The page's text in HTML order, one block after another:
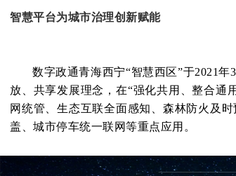
智慧平台为城市治理创新赋能
数字政通青海西宁“智慧西区”于2021
放、共享发展理念，在“强化共用、整合通
网统管、生态互联全面感知、森林防火及
盖、城市停车统一联网等重点应用。